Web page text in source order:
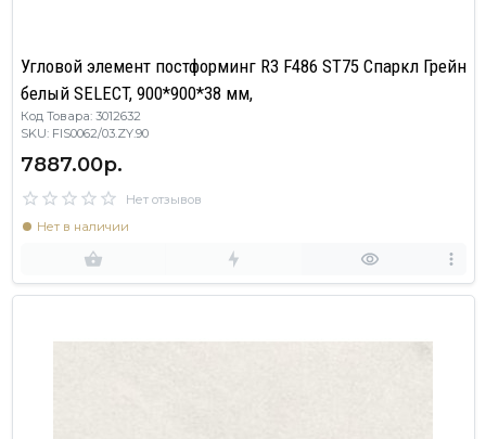
Угловой элемент постформинг R3 F486 ST75 Спаркл Грейн
белый SELECT, 900*900*38 мм,
Код Товара: 3012632
SKU: FIS0062/03.ZY.90
7887.00р.
Нет отзывов
Нет в наличии